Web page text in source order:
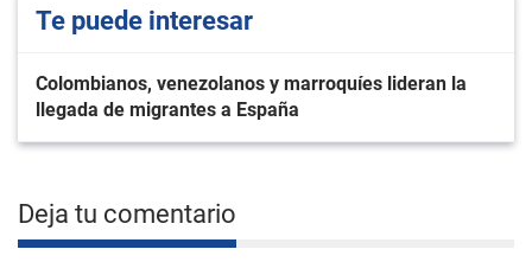
Te puede interesar
Colombianos, venezolanos y marroquíes lideran la
llegada de migrantes a España
Deja tu comentario